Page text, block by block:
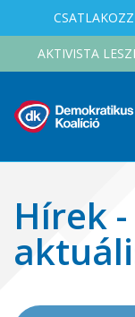
CSATLAKOZZ
AKTIVISTA
Hírek -